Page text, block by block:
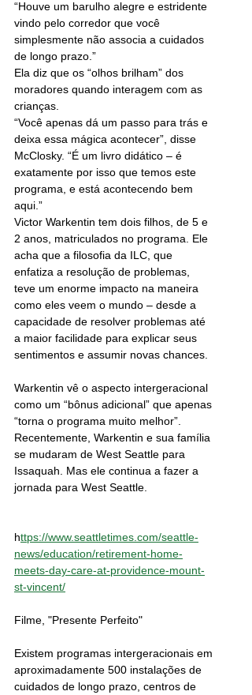
“Houve um barulho alegre e estridente
vindo pelo corredor que você
simplesmente não associa a cuidados
de longo prazo.”
Ela diz que os “olhos brilham” dos
moradores quando interagem com as
crianças.
“Você apenas dá um passo para trás e
deixa essa mágica acontecer”, disse
McClosky. “É um livro didático – é
exatamente por isso que temos este
programa, e está acontecendo bem
aqui.”
Victor Warkentin tem dois filhos, de 5 e
2 anos, matriculados no programa. Ele
acha que a filosofia da ILC, que
enfatiza a resolução de problemas,
teve um enorme impacto na maneira
como eles veem o mundo – desde a
capacidade de resolver problemas até
a maior facilidade para explicar seus
sentimentos e assumir novas chances.
Warkentin vê o aspecto intergeracional
como um “bônus adicional” que apenas
“torna o programa muito melhor”.
Recentemente, Warkentin e sua família
se mudaram de West Seattle para
Issaquah. Mas ele continua a fazer a
jornada para West Seattle.
https://www.seattletimes.com/seattle-
news/education/retirement-home-
meets-day-care-at-providence-mount-
st-vincent/
Filme, "Presente Perfeito"
Existem programas intergeracionais em
aproximadamente 500 instalações de
cuidados de longo prazo, centros de